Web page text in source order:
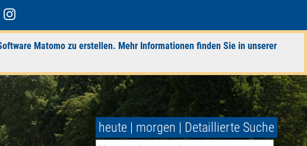
Matomo zu erstellen. Mehr Informationen finden Sie in unserer
heute | morgen | Detaillierte Suche